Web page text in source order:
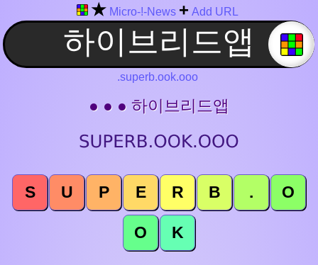
★ Micro-!-News + Add URL
.superb.ook.ooo
● ● ● 하이브리드앱
S U P E R B . O
O K